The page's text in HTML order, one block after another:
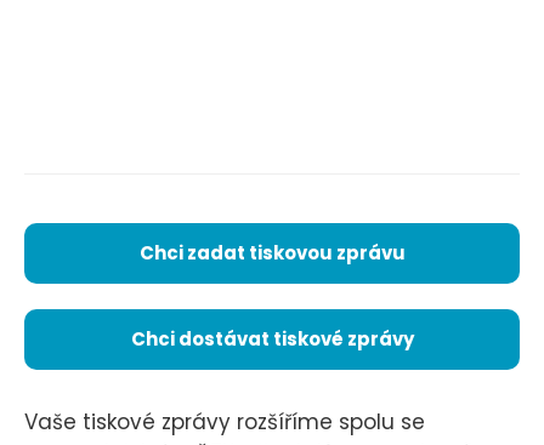
Chci zadat tiskovou zprávu
Chci dostávat tiskové zprávy
Vaše tiskové zprávy rozšíříme spolu se